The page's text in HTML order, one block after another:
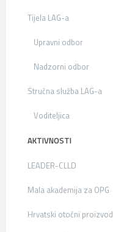
Tijela LAG-a
Upravni odbor
Nadzorni odbor
Stručna služba LAG-a
Voditeljica
AKTIVNOSTI
LEADER-CLLD
Mala akademija za OPG
Hrvatski otočni proizvod